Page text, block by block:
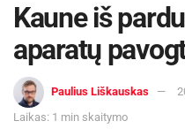
Kaune iš
aparatų
Paulius Liškauskas
Laikas: 1 min skaitymo